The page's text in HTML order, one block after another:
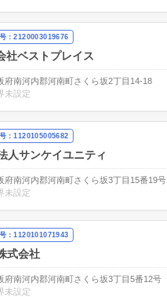
：2120003019676
社ベストプレイス
府南河内郡河南町さくら坂2丁目14-18
未設定
：1120105005682
人サンケイユニティ
府南河内郡河南町さくら坂3丁目15番19号
未設定
：1120101071943
式会社
府南河内郡河南町さくら坂3丁目5番12号
未設定